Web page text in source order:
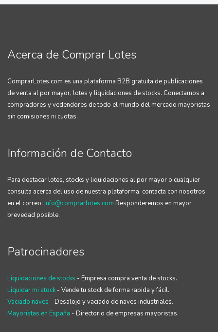
Acerca de Comprar Lotes
ComprarLotes.com es una plataforma B2B gratuita de publicaciones
de venta al por mayor, lotes y liquidaciones de stocks. Conectamos a
compradores y vedendores de todo el mundo del mercado mayoristas
sin comisiones ni cuotas.
Información de Contacto
Para destacar lotes, stocks y liquidaciones al por mayor o cualquier
consulta acerca del uso de nuestra plataforma, contacta con nosotros
en el correo: info@comprarlotes.com Responderemos en mayor
brevedad posible.
Patrocinadores
Liquidaciones de stocks - Empresa compra venta de stocks.
Liquidar mi stock - Vende tu stock de forma rapida y fácil.
Vaciado naves - Desalojo y vaciado de naves industriales.
Mayoristas en España - Directorio de empresas mayoristas.